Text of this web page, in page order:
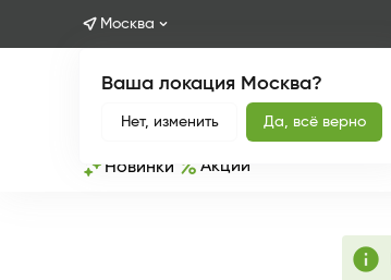
Москва
Ваша локация Москва?
Нет, изменить Да, всё верно
Новинки Акции
info